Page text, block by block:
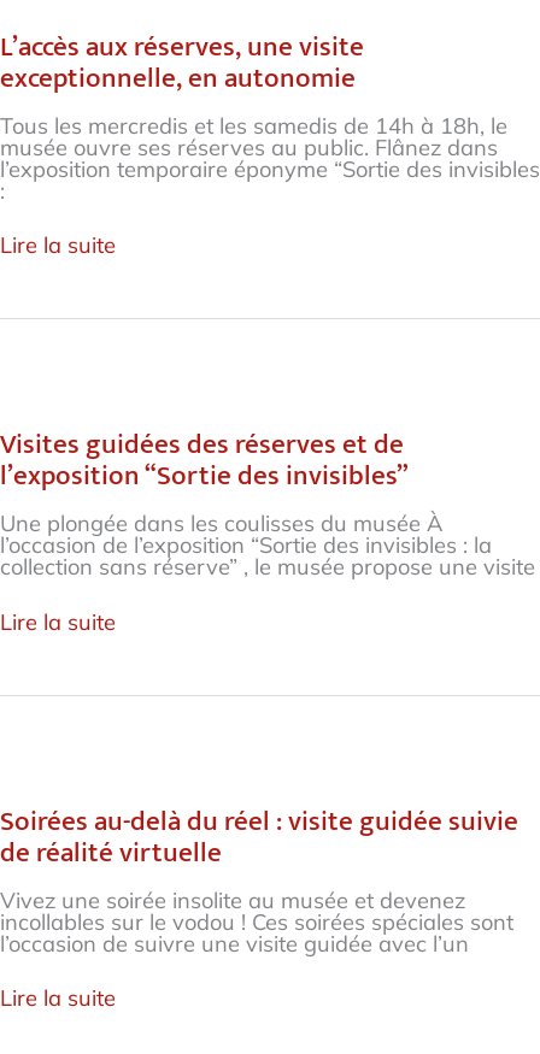
L’accès aux réserves, une visite
exceptionnelle, en autonomie
Tous les mercredis et les samedis de 14h à 18h, le
musée ouvre ses réserves au public. Flânez dans
l’exposition temporaire éponyme “Sortie des invisibles
:
réserves,
une
visite
exceptionnelle,
en
autonomie
Lire la suite
Visites guidées des réserves et de
l’exposition “Sortie des invisibles”
Une plongée dans les coulisses du musée À
l’occasion de l’exposition “Sortie des invisibles : la
collection sans réserve” , le musée propose une visite
des
réserves
et
de
l’exposition
“Sortie
des
invisibles”
Lire la suite
Soirées au-delà du réel : visite guidée suivie
de réalité virtuelle
Vivez une soirée insolite au musée et devenez
incollables sur le vodou ! Ces soirées spéciales sont
l’occasion de suivre une visite guidée avec l’un
du
réel
:
visite
guidée
suivie
de
virtuelle
Lire la suite